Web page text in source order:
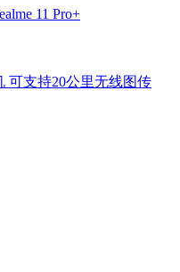
11 Pro+
可支持20公里无线图传